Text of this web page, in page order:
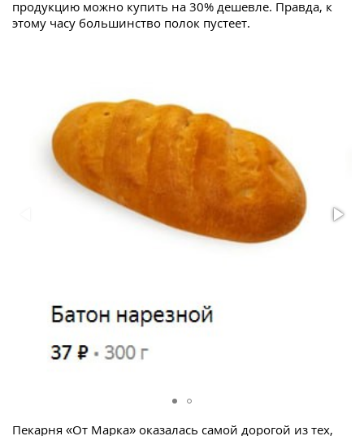
продукцию можно купить на 30% дешевле. Правда, к
этому часу большинство полок пустеет.
Пекарня «От Марка» оказалась самой дорогой из тех,